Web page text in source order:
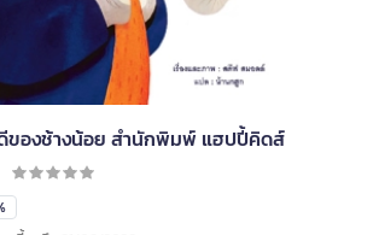
ของช้างน้อย สำนักพิมพ์ แฮปปี้คิดส์